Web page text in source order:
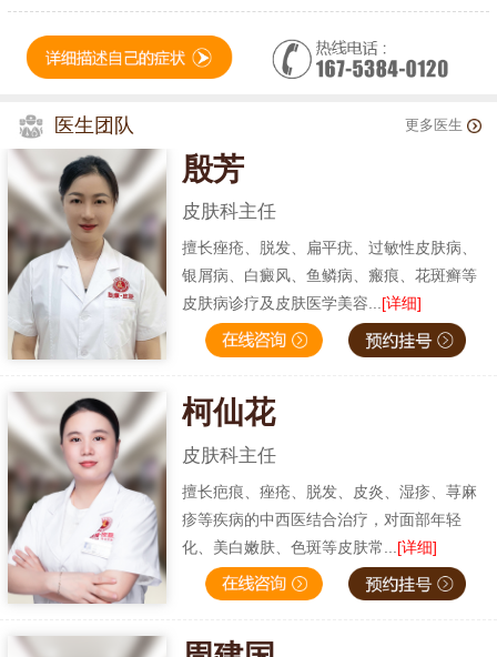
医生团队 更多医生
殷芳
皮肤科主任
擅长痤疮、脱发、扁平疣、过敏性皮肤病、
银屑病、白癜风、鱼鳞病、瘢痕、花斑癣等
皮肤病诊疗及皮肤医学美容... [详细]
柯仙花
皮肤科主任
擅长疤痕、痤疮、脱发、皮炎、湿疹、荨麻
疹等疾病的中西医结合治疗，对面部年轻
化、美白嫩肤、色斑等皮肤常... [详细]